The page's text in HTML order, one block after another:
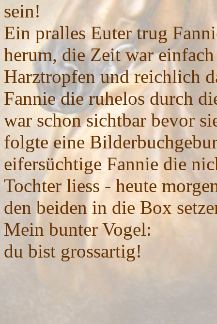
sein!
Ein pralles Euter trug
herum, die Zeit war
Harztropfen und reichlich
Fannie die ruhelos durch
war schon sichtbar bevor
folgte eine
eifersüchtige Fannie die
Tochter liess - heute
den beiden in die Box
Mein bunter Vogel:
du bist grossartig!